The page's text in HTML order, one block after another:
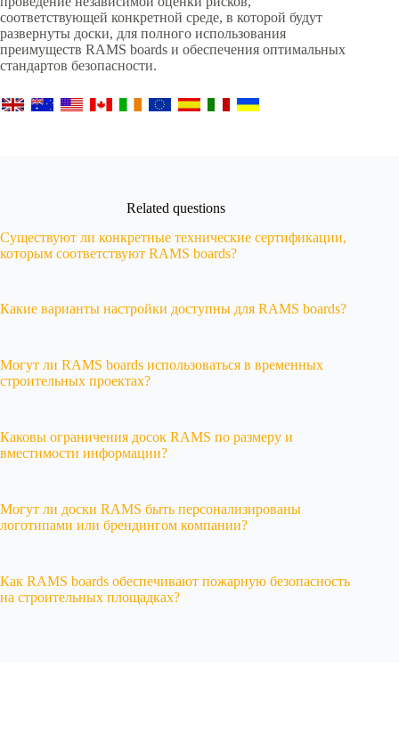
соответствующей конкретной среде, в которой будут
развернуты доски, для полного использования
преимуществ RAMS boards и обеспечения оптимальных
стандартов безопасности.
Related questions
Существуют ли конкретные технические сертификации,
которым соответствуют RAMS boards?
Какие варианты настройки доступны для RAMS boards?
Могут ли RAMS boards использоваться в временных
строительных проектах?
Каковы ограничения досок RAMS по размеру и
вместимости информации?
Могут ли доски RAMS быть персонализированы
логотипами или брендингом компании?
Как RAMS boards обеспечивают пожарную безопасность
на строительных площадках?